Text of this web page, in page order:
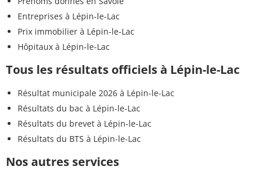
Entreprises à Lépin-le-Lac
Prix immobilier à Lépin-le-Lac
Hôpitaux à Lépin-le-Lac
Tous les résultats officiels à Lépin-le-Lac
Résultat municipale 2026 à Lépin-le-Lac
Résultats du bac à Lépin-le-Lac
Résultats du brevet à Lépin-le-Lac
Résultats du BTS à Lépin-le-Lac
Nos autres services